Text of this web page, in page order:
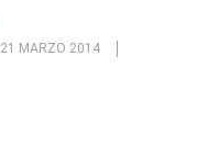
21 MARZO 2014